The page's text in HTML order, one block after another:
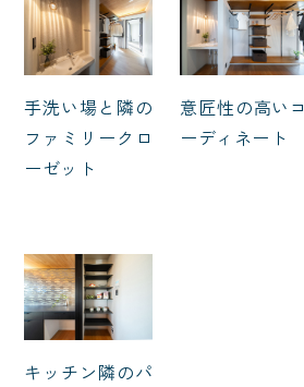
手洗い場と隣の
ファミリークロ
ーゼット
意匠性の高いコ
ーディネート
キッチン隣のパ